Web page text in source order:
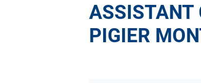
ASSISTANT
PIGIER